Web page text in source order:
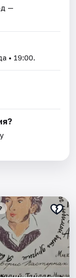
—
• 19:00.